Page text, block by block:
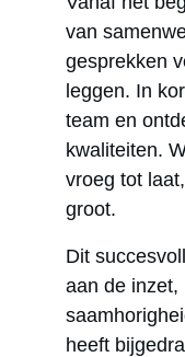
van
gesprekken
leggen. In
team en
kwaliteiten.
vroeg tot
groot.
Dit
aan de inzet,
heeft